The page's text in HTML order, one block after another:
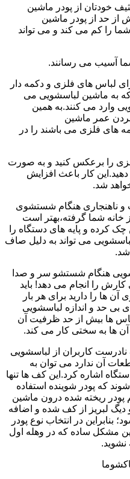
خودتان از پودر ماشین
از حد از پودر ماشین
را کم می کند و می تواند
آسیب می رسانند.
لباس های فلزی و دکمه دار
به ماشین لباسشویی می
وارد می کنند.به همین
عمر ماشین
های فلزی می باشند را در
را برعکس کنید و به صورت
کار باعث افزایش
شد.
ناهنجاری هنگام شستشوی
خانه شما گرفته،بهتر است
کرده و پایه های دستگاه را
می تواند به دلیل صاف
هنگام شستشو سر و صدا
را انجام می دهد! باید
ها را دارید برای هر بار
بی حد و اندازه لباسشویی
ها بیش از حد ظرفیت آن
ها به سختی کار می کند.
نادرست کاربران از لباسشویی
آن ندارد می توان به
اشاره کرد.این کف ها تنها
که پودر شوینده استفاده
پودر ریخته شده درون ماشین
لبریز از کف شده و اضافه
در انتخاب نوع پودر
مشکل ساده که در وهله اول